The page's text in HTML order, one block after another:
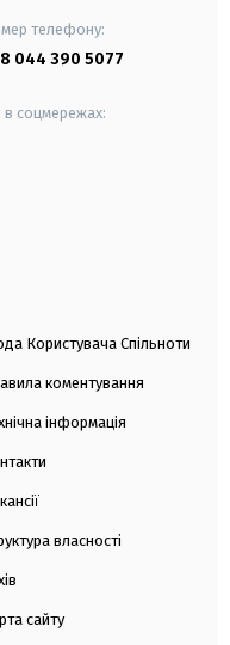
телефону:
044 390 5077
соцмережах:
Користувача Спільноти
коментування
інформація
власності
сайту